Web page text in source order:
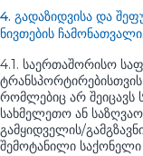
4. გადაზიდვისა და
ნივთების ჩამონათვალი.
4.1. საერთაშორისო
რომლებიც არ შეიცავს
სახმელეთო ან
გამყიდველის/
შემოტანილი